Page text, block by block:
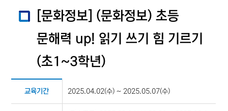
[문화정보] (문화정보) 초등
문해력 up! 읽기 쓰기 힘 기르기
(초1~3학년)
교육기간 2025.04.02(수) ~ 2025.05.07(수)